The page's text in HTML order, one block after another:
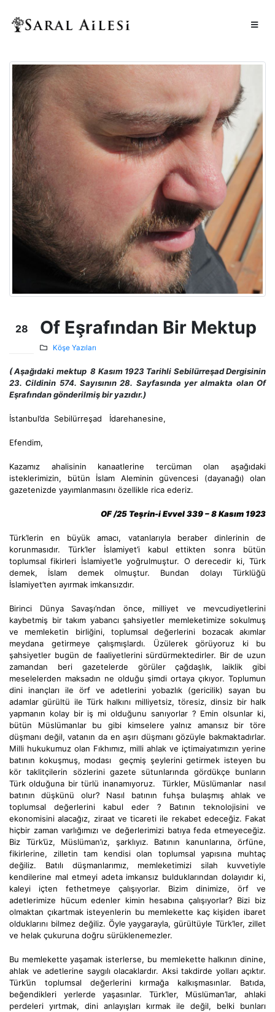
28 Of Eşrafından Bir Mektup
Köşe Yazıları
( Aşağıdaki mektup 8 Kasım 1923 Tarihli Sebilürreşad Dergisinin
23. Cildinin 574. Sayısının 28. Sayfasında yer almakta olan Of
Eşrafından gönderilmiş bir yazıdır.)
İstanbul’da Sebilürreşad İdarehanesine,
Efendim,
Kazamız ahalisinin kanaatlerine tercüman olan aşağıdaki
isteklerimizin, bütün İslam Aleminin güvencesi (dayanağı) olan
gazetenizde yayımlanmasını özellikle rica ederiz.
OF /25 Teşrin-i Evvel 339 – 8 Kasım 1923
Türk’lerin en büyük amacı, vatanlarıyla beraber dinlerinin de
korunmasıdır. Türk’ler İslamiyet’i kabul ettikten sonra bütün
toplumsal fikirleri İslamiyet’le yoğrulmuştur. O derecedir ki, Türk
demek, İslam demek olmuştur. Bundan dolayı Türklüğü
İslamiyet’ten ayırmak imkansızdır.
Birinci Dünya Savaşı’ndan önce, milliyet ve mevcudiyetlerini
kaybetmiş bir takım yabancı şahsiyetler memleketimize sokulmuş
ve memleketin birliğini, toplumsal değerlerini bozacak akımlar
meydana getirmeye çalışmışlardı. Üzülerek görüyoruz ki bu
şahsiyetler bugün de faaliyetlerini sürdürmektedirler. Bir de uzun
zamandan beri gazetelerde görüler çağdaşlık, laiklik gibi
meselelerden maksadın ne olduğu şimdi ortaya çıkıyor. Toplumun
dini inançları ile örf ve adetlerini yobazlık (gericilik) sayan bu
adamlar gürültü ile Türk halkını milliyetsiz, töresiz, dinsiz bir halk
yapmanın kolay bir iş mi olduğunu sanıyorlar ? Emin olsunlar ki,
bütün Müslümanlar bu gibi kimselere yalnız amansız bir töre
düşmanı değil, vatanın da en aşırı düşmanı gözüyle bakmaktadırlar.
Milli hukukumuz olan Fıkhımız, milli ahlak ve içtimaiyatımızın yerine
batının kokuşmuş, modası geçmiş şeylerini getirmek isteyen bu
kör taklitçilerin sözlerini gazete sütunlarında gördükçe bunların
Türk olduğuna bir türlü inanamıyoruz. Türkler, Müslümanlar nasıl
batının düşkünü olur? Nasıl batının fuhşa bulaşmış ahlak ve
toplumsal değerlerini kabul eder ? Batının teknolojisini ve
ekonomisini alacağız, ziraat ve ticareti ile rekabet edeceğiz. Fakat
hiçbir zaman varlığımızı ve değerlerimizi batıya feda etmeyeceğiz.
Biz Türk’üz, Müslüman’ız, şarklıyız. Batının kanunlarına, örfüne,
fikirlerine, zilletin tam kendisi olan toplumsal yapısına muhtaç
değiliz. Batılı düşmanlarımız, memleketimizi silah kuvvetiyle
kendilerine mal etmeyi adeta imkansız bulduklarından dolayıdır ki,
kaleyi içten fethetmeye çalışıyorlar. Bizim dinimize, örf ve
adetlerimize hücum edenler kimin hesabına çalışıyorlar? Bizi biz
olmaktan çıkartmak isteyenlerin bu memlekette kaç kişiden ibaret
olduklarını bilmez değiliz. Öyle yaygarayla, gürültüyle Türk’ler, zillet
ve helak çukuruna doğru sürüklenemezler.
Bu memlekette yaşamak isterlerse, bu memlekette halkının dinine,
ahlak ve adetlerine saygılı olacaklardır. Aksi takdirde yolları açıktır.
Türk’ün toplumsal değerlerini kırmağa kalkışmasınlar. Batıda,
beğendikleri yerlerde yaşasınlar. Türk’ler, Müslüman’lar, ahlaki
perdeleri yırtmak, dini anlayışları kırmak ile değil, belki bunları